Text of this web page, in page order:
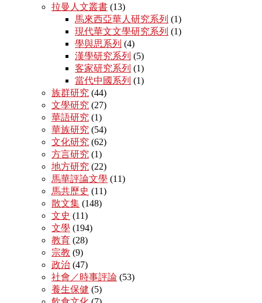
拉曼人文叢書 (13)
馬來西亞華人研究系列 (1)
現代華文文學研究系列 (1)
學與思系列 (4)
漢學研究系列 (5)
客家研究系列 (1)
當代中國系列 (1)
族群研究 (44)
文學研究 (27)
華語研究 (1)
華族研究 (54)
文化研究 (62)
方言研究 (1)
地方研究 (22)
馬華評論文學 (11)
馬共歷史 (11)
散文集 (148)
文史 (11)
文學 (194)
教育 (28)
宗教 (9)
政治 (47)
社會／時事評論 (53)
養生保健 (5)